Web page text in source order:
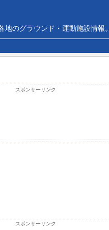
のグラウンド・運動施設情報。
スポンサーリンク
スポンサーリンク